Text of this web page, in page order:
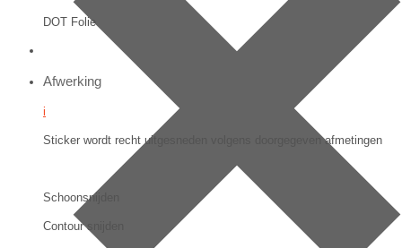
DOT Folie
Afwerking
i
Sticker wordt recht uitgesneden volgens doorgegeven afmetingen
Schoonsnijden
Contour snijden